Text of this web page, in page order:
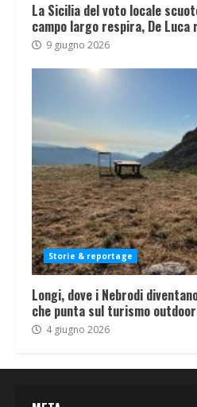
La Sicilia del voto locale
campo largo respira, De
9 giugno 2026
Storie & reportage
Longi, dove i Nebrodi
che punta sul turismo outdoor
4 giugno 2026